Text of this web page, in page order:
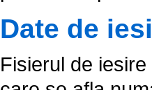
Date de
Fisierul de iesire